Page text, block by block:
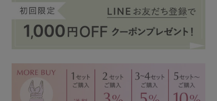
SERVICE